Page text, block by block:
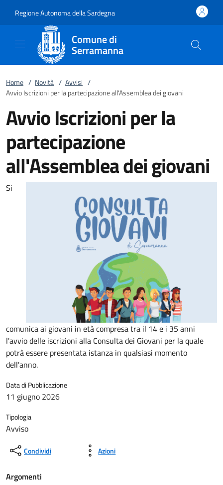
Regione Autonoma della Sardegna
Comune di
Serramanna
Home / Novità / Avvisi /
Avvio Iscrizioni per la partecipazione all'Assemblea dei giovani
Avvio Iscrizioni per la
partecipazione
all'Assemblea dei giovani
Si
comunica ai giovani in età compresa tra il 14 e i 35 anni
l'avvio delle iscrizioni alla Consulta dei Giovani per la quale
potrà essere presentata istanza in qualsiasi momento
dell'anno.
Data di Pubblicazione
11 giugno 2026
Tipologia
Avviso
Condividi Azioni
Argomenti